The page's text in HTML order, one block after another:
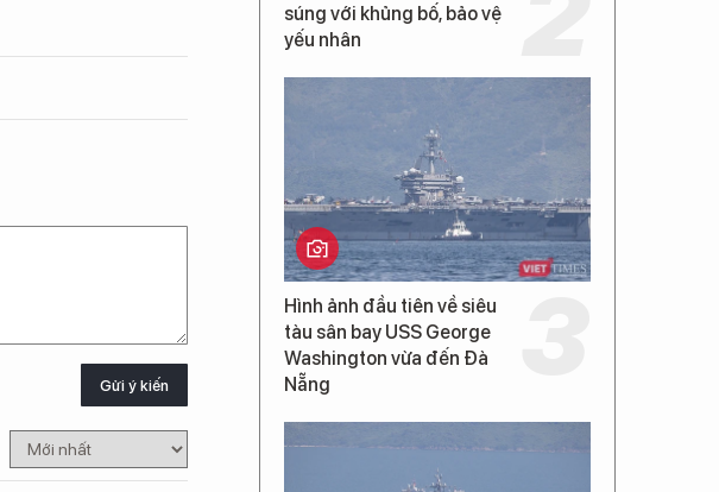
Gửi ý kiến
súng với khủng bố, bảo vệ
yếu nhân
Hình ảnh đầu tiên về siêu
tàu sân bay USS George
Washington vừa đến Đà
Nẵng